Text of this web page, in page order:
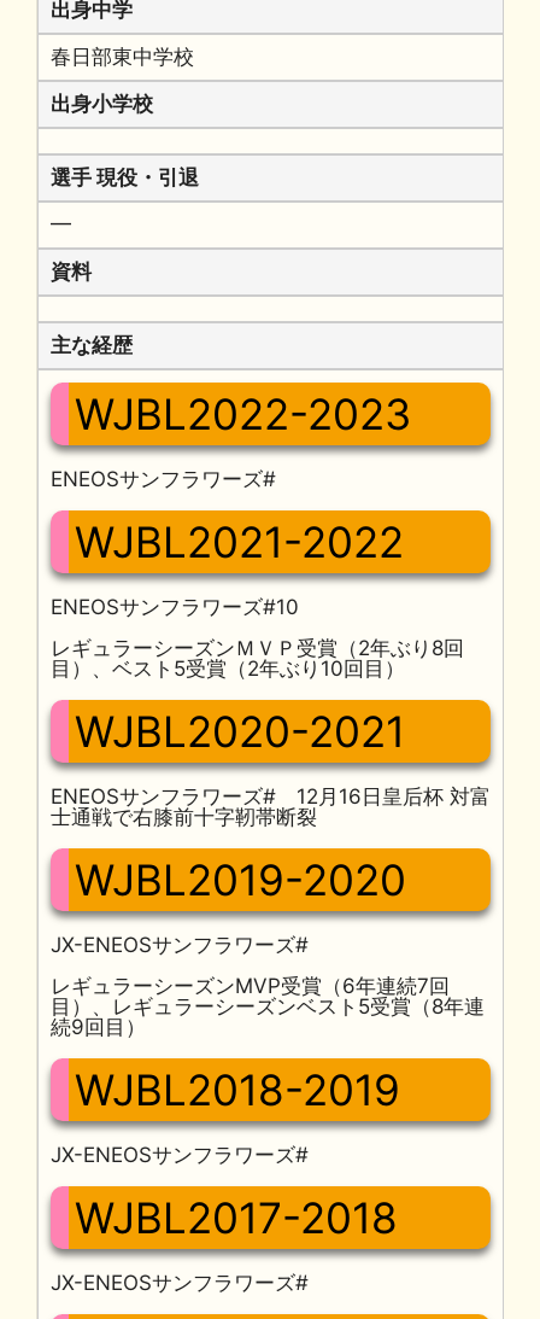
出身中学
春日部東中学校
出身小学校
選手 現役・引退
━
資料
主な経歴
WJBL2022-2023
ENEOSサンフラワーズ#
WJBL2021-2022
ENEOSサンフラワーズ#10
レギュラーシーズンＭＶＰ受賞（2年ぶり8回
目）、ベスト5受賞（2年ぶり10回目）
WJBL2020-2021
ENEOSサンフラワーズ# 12月16日皇后杯 対富
士通戦で右膝前十字靭帯断裂
WJBL2019-2020
JX-ENEOSサンフラワーズ#
レギュラーシーズンMVP受賞（6年連続7回
目）、レギュラーシーズンベスト5受賞（8年連
続9回目）
WJBL2018-2019
JX-ENEOSサンフラワーズ#
WJBL2017-2018
JX-ENEOSサンフラワーズ#